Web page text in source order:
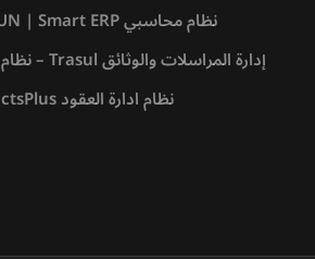
ERP SUN | Smart ERP نظام محاسبي
نظام تراسل – Trasul إدارة المراسلات والوثائق
ContactsPlus نظام ادارة العقود